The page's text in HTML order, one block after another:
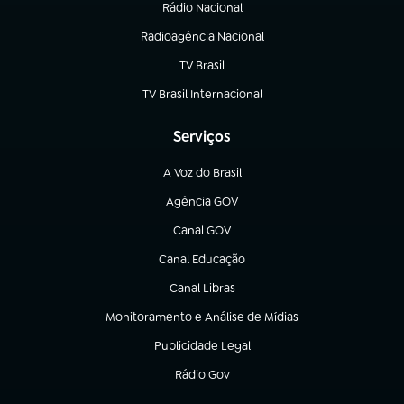
Rádio Nacional
Radioagência Nacional
(abre em nova aba)
TV Brasil
(abre em nova aba)
TV Brasil Internacional
(abre em nova aba)
Serviços
A Voz do Brasil
(abre em nova aba)
Agência GOV
(abre em nova aba)
Canal GOV
(abre em nova aba)
Canal Educação
(abre em nova aba)
Canal Libras
(abre em nova aba)
Monitoramento e Análise de Mídias
(abre em nova aba)
Publicidade Legal
(abre em nova aba)
Rádio Gov
(abre em nova aba)